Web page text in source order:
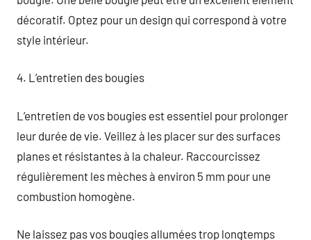
décoratif. Optez pour un design qui correspond à votre
style intérieur.
4. L’entretien des bougies
L’entretien de vos bougies est essentiel pour prolonger
leur durée de vie. Veillez à les placer sur des surfaces
planes et résistantes à la chaleur. Raccourcissez
régulièrement les mèches à environ 5 mm pour une
combustion homogène.
Ne laissez pas vos bougies allumées trop longtemps